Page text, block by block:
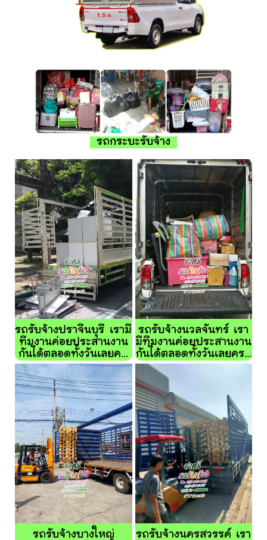
รถกระบะรับจ้าง
รถรับจ้างปราจีนบุรี เรามี
ทีมงานค่อยประสานงาน
กันได้ตลอดทั้งวันเลยค...
รถรับจ้างนวลจันทร์ เรา
มีทีมงานค่อยประสานงาน
กันได้ตลอดทั้งวันเลยคร...
รถรับจ้างบางใหญ่
รถรับจ้างนครสวรรค์ เรา